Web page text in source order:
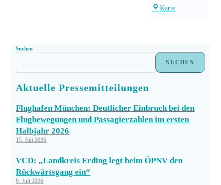
Karte
Suchen
SUCHEN
Aktuelle Pressemitteilungen
Flughafen München: Deutlicher Einbruch bei den
Flugbewegungen und Passagierzahlen im ersten
Halbjahr 2026
15. Juli 2026
VCD: „Landkreis Erding legt beim ÖPNV den
Rückwärtsgang ein“
9. Juli 2026